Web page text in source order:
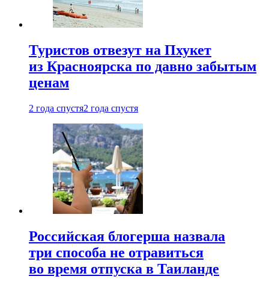
Туристов отвезут на Пхукет
из Красноярска по давно забытым
ценам
2 года спустя2 года спустя
Российская блогерша назвала
три способа не отравиться
во время отпуска в Таиланде